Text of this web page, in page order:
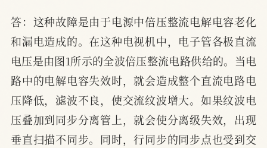
答：这种故障是由于电源中倍压整流电解电容老化
和漏电造成的。在这种电视机中，电子管各极直流
电压是由图1所示的全波倍压整流电路供给的。当电
路中的电解电容失效时，就会造成整个直流电路电
压降低，滤波不良，使交流纹波增大。如果纹波电
压叠加到同步分离管上，就会使分离级失效，出现
垂直扫描不同步。同时，行同步的同步点也受到交